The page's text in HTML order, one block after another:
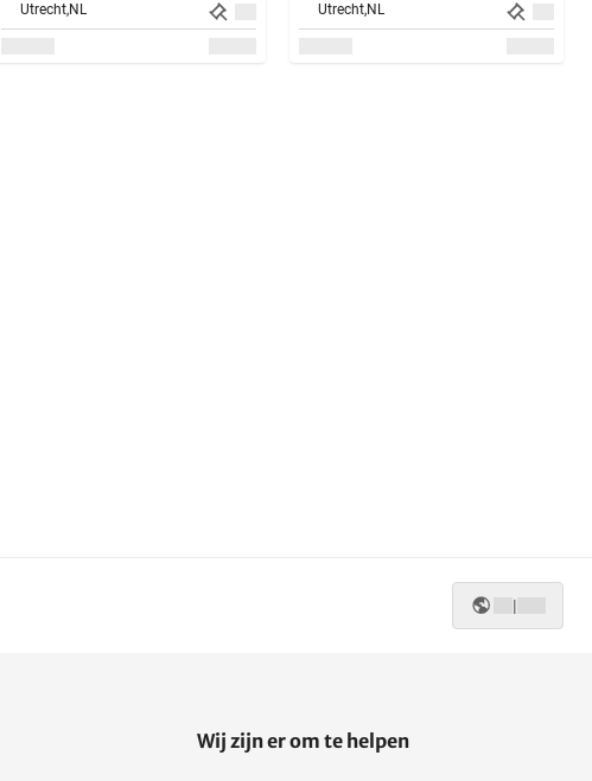
Utrecht,NL Utrecht,NL
|
Wij zijn er om te helpen